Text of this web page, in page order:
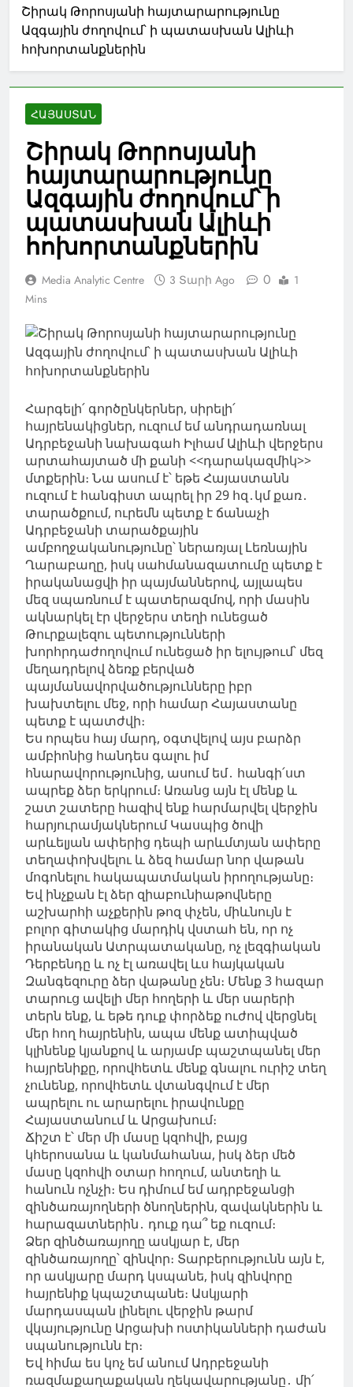
Շիրակ Թորոսյանի հայտարարությունը
Ազգային ժողովում՝ ի պատասխան Ալիևի
հոխորտանքներին
ՀԱՅԱՍՏԱՆ
Շիրակ Թորոսյանի
հայտարարությունը
Ազգային ժողովում՝ ի
պատասխան Ալիևի
հոխորտանքներին
Media Analytic Centre 3 Տարի Ago 0
1
Mins
Հարգելի՛ գործընկերներ, սիրելի՛
հայրենակիցներ, ուզում եմ անդրադառնալ
Ադրբեջանի նախագահ Իլհամ Ալիևի վերջերս
արտահայտած մի քանի <<դարակազմիկ>>
մտքերին։ Նա ասում է՝ եթե Հայաստանն
ուզում է հանգիստ ապրել իր 29 հզ․կմ քառ․
տարածքում, ուրեմն պետք է ճանաչի
Ադրբեջանի տարածքային
ամբողջականությունը՝ ներառյալ Լեռնային
Ղարաբաղը, իսկ սահմանազատումը պետք է
իրականացվի իր պայմաններով, այլապես
մեզ սպառնում է պատերազմով, որի մասին
ակնարկել էր վերջերս տեղի ունեցած
Թուրքալեզու պետությունների
խորհրդաժողովում ունեցած իր ելույթում՝ մեզ
մեղադրելով ձեռք բերված
պայմանավորվածությունները իբր
խախտելու մեջ, որի համար Հայաստանը
պետք է պատժվի։
Ես որպես հայ մարդ, օգտվելով այս բարձր
ամբիոնից հանդես գալու իմ
հնարավորությունից, ասում եմ․ հանգի՛ստ
ապրեք ձեր երկրում։ Առանց այն էլ մենք և
շատ շատերը հազիվ ենք հարմարվել վերջին
հարյուրամյակներում Կասպից ծովի
արևելյան ափերից դեպի արևմտյան ափերը
տեղափոխվելու և ձեզ համար նոր վաթան
մոգոնելու հակապատմական իրողությանը։
Եվ ինչքան էլ ձեր զիաբունիաթովները
աշխարհի աչքերին թոզ փչեն, միևնույն է
բոլոր գիտակից մարդիկ վստահ են, որ ոչ
իրանական Ատրպատականը, ոչ լեզգիական
Դերբենդը և ոչ էլ առավել ևս հայկական
Զանգեզուրը ձեր վաթանը չեն։ Մենք 3 հազար
տարուց ավելի մեր հողերի և մեր սարերի
տերն ենք, և եթե դուք փորձեք ուժով վերցնել
մեր հող հայրենին, ապա մենք ատիպված
կլինենք կյանքով և արյամբ պաշտպանել մեր
հայրենիքը, որովհետև մենք գնալու ուրիշ տեղ
չունենք, որովհետև վտանգվում է մեր
ապրելու ու արարելու իրավունքը
Հայաստանում և Արցախում։
Ճիշտ է՝ մեր մի մասը կզոհվի, բայց
կհերոսանա և կանմահանա, իսկ ձեր մեծ
մասը կզոհվի օտար հողում, անտեղի և
հանուն ոչնչի։ Ես դիմում եմ ադրբեջանցի
զինծառայողների ծնողներին, զավակներին և
հարազատներին․ դուք դա՞ եք ուզում։
Ձեր զինծառայողը ասկյար է, մեր
զինծառայողը՝ զինվոր։ Տարբերությունն այն է,
որ ասկյարը մարդ կսպանե, իսկ զինվորը
հայրենիք կպաշտպանե։ Ասկյարի
մարդասպան լինելու վերջին թարմ
վկայությունը Արցախի ոստիկանների դաժան
սպանությունն էր։
Եվ հիմա ես կոչ եմ անում Ադրբեջանի
ռազմաքաղաքական ղեկավարությանը․ մի՛